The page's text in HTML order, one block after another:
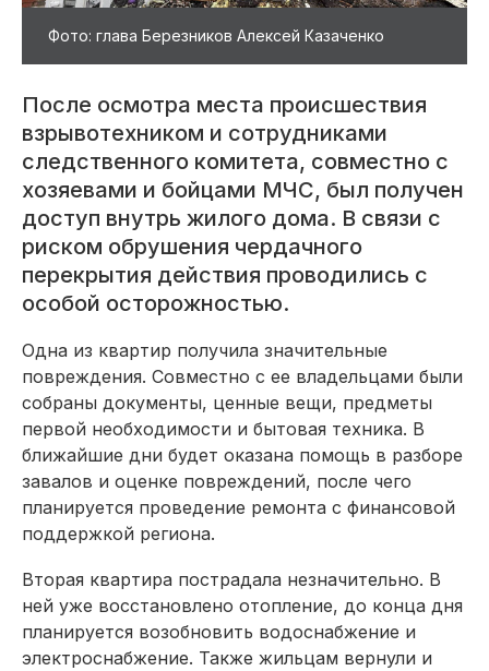
Фото: глава Березников Алексей Казаченко
После осмотра места происшествия
взрывотехником и сотрудниками
следственного комитета, совместно с
хозяевами и бойцами МЧС, был получен
доступ внутрь жилого дома. В связи с
риском обрушения чердачного
перекрытия действия проводились с
особой осторожностью.
Одна из квартир получила значительные
повреждения. Совместно с ее владельцами были
собраны документы, ценные вещи, предметы
первой необходимости и бытовая техника. В
ближайшие дни будет оказана помощь в разборе
завалов и оценке повреждений, после чего
планируется проведение ремонта с финансовой
поддержкой региона.
Вторая квартира пострадала незначительно. В
ней уже восстановлено отопление, до конца дня
планируется возобновить водоснабжение и
электроснабжение. Также жильцам вернули и